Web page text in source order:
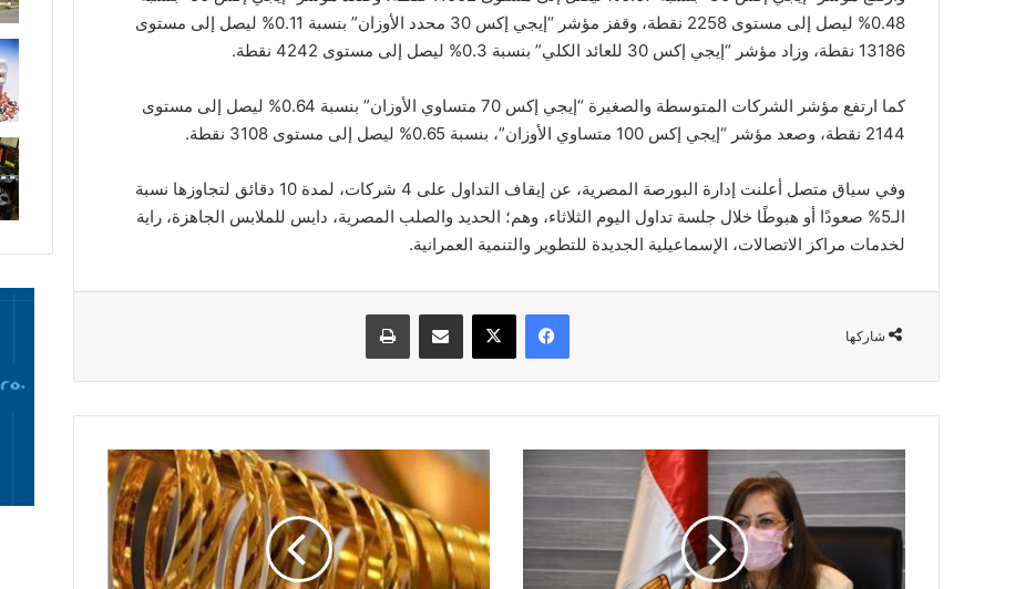
0.48% ليصل إلى مستوى 2258 نقطة، وقفز مؤشر “إيجي إكس 30 محدد الأوزان” بنسبة 0.11% ليصل إلى مستوى
13186 نقطة، وزاد مؤشر “إيجي إكس 30 للعائد الكلي” بنسبة 0.3% ليصل إلى مستوى 4242 نقطة.
كما ارتفع مؤشر الشركات المتوسطة والصغيرة “إيجي إكس 70 متساوي الأوزان” بنسبة 0.64% ليصل إلى مستوى
2144 نقطة، وصعد مؤشر “إيجي إكس 100 متساوي الأوزان”، بنسبة 0.65% ليصل إلى مستوى 3108 نقطة.
وفي سياق متصل أعلنت إدارة البورصة المصرية، عن إيقاف التداول على 4 شركات، لمدة 10 دقائق لتجاوزها نسبة
الـ5% صعودًا أو هبوطًا خلال جلسة تداول اليوم الثلاثاء، وهم؛ الحديد والصلب المصرية، دايس للملابس الجاهزة، راية
لخدمات مراكز الاتصالات، الإسماعيلية الجديدة للتطوير والتنمية العمرانية.
شاركها
فيسبوك ‫X مشاركة عبر البريد طباعة
السعيد:
مشروعًا
تنمويًا
في
ارتفاع
جديد
سعر
الذهب
وعيار